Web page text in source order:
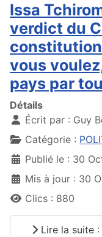
Issa
verdict du
vous
pays par
Détails
Écrit par : Guy
Catégorie :
Publié le : 30
Mis à jour : 30
Clics : 880
Lire la suite :